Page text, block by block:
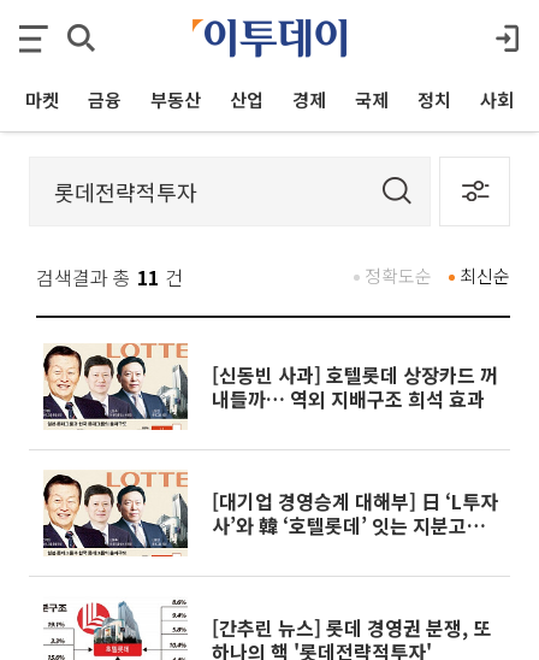
마켓 금융 부동산 산업 경제 국제 정치 사회
검색결과 총 11 건 최신순
정확도순
[신동빈 사과] 호텔롯데 상장카드 꺼
내들까… 역외 지배구조 희석 효과
[대기업 경영승계 대해부] 日 ‘L투자
사’와 韓 ‘호텔롯데’ 잇는 지분고리
[간추린 뉴스] 롯데 경영권 분쟁, 또
하나의 핵 '롯데전략적투자'